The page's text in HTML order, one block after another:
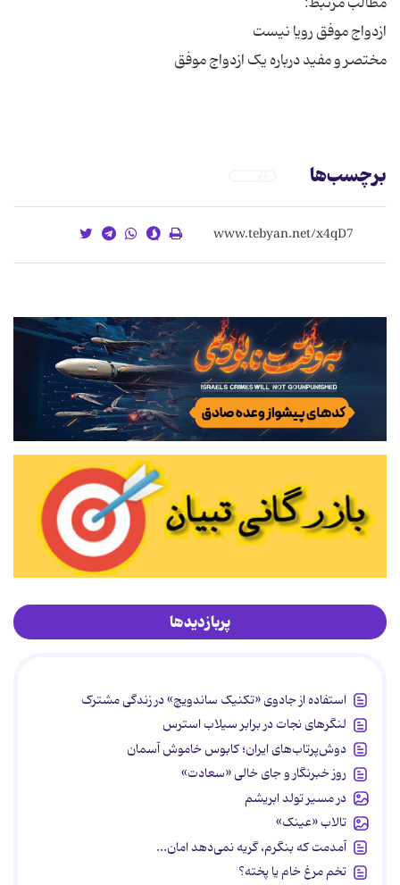
برچسب‌ها
پربازدیدها
استفاده از جادوی «تکنیک ساندویچ» در زندگی مشترک
لنگرهای نجات در برابر سیلاب استرس
دوش‌پرتاب‌های ایران؛ کابوس خاموش آسمان
روز خبرنگار و جای خالی «سعادت»
در مسیر تولد ابریشم
تالاب «عینک»
آمدمت که بنگرم، گریه نمی‌دهد امان...
تخم مرغ خام یا پخته؟